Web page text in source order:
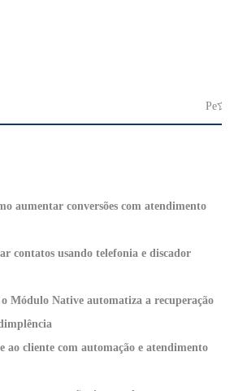
aumentar conversões com atendimento
contatos usando telefonia e discador
Módulo Native automatiza a recuperação
ao cliente com automação e atendimento